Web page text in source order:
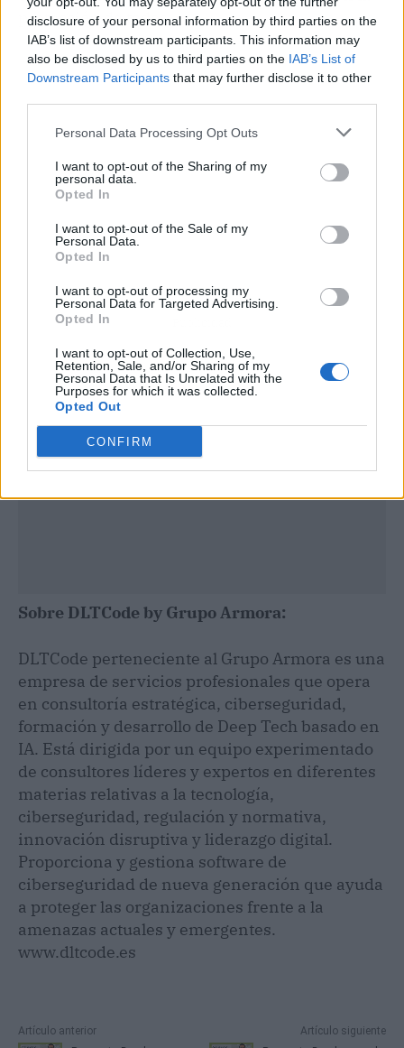
disclosure of your personal information by third parties on the
IAB’s list of downstream participants. This information may
also be disclosed by us to third parties on the IAB’s List of
Downstream Participants that may further disclose it to other
Personal Data Processing Opt Outs
I want to opt-out of the Sharing of my
personal data.
Opted In
I want to opt-out of the Sale of my
Personal Data.
Opted In
I want to opt-out of processing my
Personal Data for Targeted Advertising.
Opted In
I want to opt-out of Collection, Use,
Retention, Sale, and/or Sharing of my
Personal Data that Is Unrelated with the
Purposes for which it was collected.
Opted Out
CONFIRM
protección de todos.
Sobre DLTCode by Grupo Armora:
DLTCode perteneciente al Grupo Armora es una
empresa de servicios profesionales que opera
en consultoría estratégica, ciberseguridad,
formación y desarrollo de Deep Tech basado en
IA. Está dirigida por un equipo experimentado
de consultores líderes y expertos en diferentes
materias relativas a la tecnología,
ciberseguridad, regulación y normativa,
innovación disruptiva y liderazgo digital.
Proporciona y gestiona software de
ciberseguridad de nueva generación que ayuda
a proteger las organizaciones frente a la
amenazas actuales y emergentes.
www.dltcode.es
Artículo anterior
Artículo siguiente